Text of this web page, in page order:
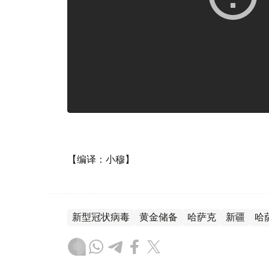
【编译：小穆】
新型冠状病毒 黄金储备 哈萨克 新疆 哈